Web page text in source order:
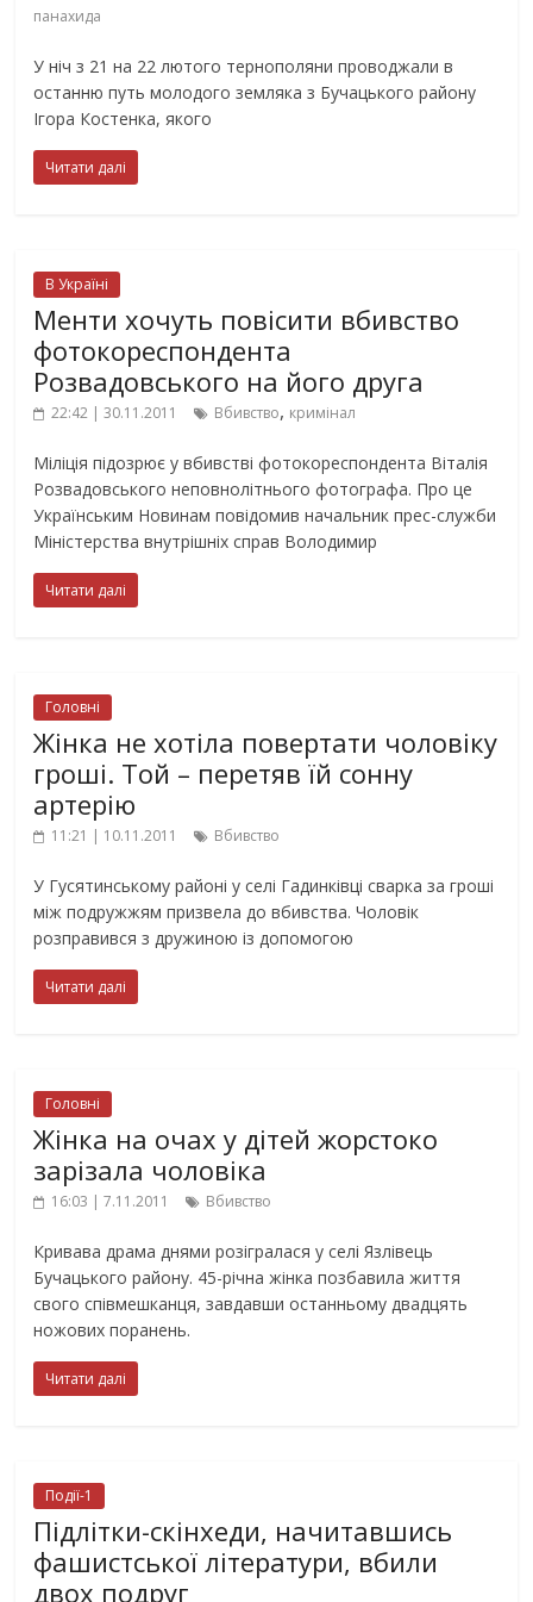
панахида
У ніч з 21 на 22 лютого тернополяни проводжали в
останню путь молодого земляка з Бучацького району
Ігора Костенка, якого
Читати далі
В Україні
Менти хочуть повісити вбивство
фотокореспондента
Розвадовського на його друга
22:42 | 30.11.2011 Вбивство, кримінал
Міліція підозрює у вбивстві фотокореспондента Віталія
Розвадовського неповнолітнього фотографа. Про це
Українським Новинам повідомив начальник прес-служби
Міністерства внутрішніх справ Володимир
Читати далі
Головні
Жінка не хотіла повертати чоловіку
гроші. Той – перетяв їй сонну
артерію
11:21 | 10.11.2011 Вбивство
У Гусятинському районі у селі Гадинківці сварка за гроші
між подружжям призвела до вбивства. Чоловік
розправився з дружиною із допомогою
Читати далі
Головні
Жінка на очах у дітей жорстоко
зарізала чоловіка
16:03 | 7.11.2011 Вбивство
Кривава драма днями розігралася у селі Язлівець
Бучацького району. 45-річна жінка позбавила життя
свого співмешканця, завдавши останньому двадцять
ножових поранень.
Читати далі
Події-1
Підлітки-скінхеди, начитавшись
фашистської літератури, вбили
двох подруг